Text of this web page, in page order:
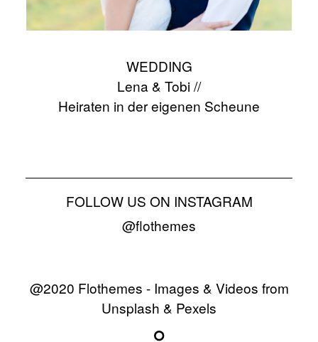
WEDDING
Lena & Tobi //
Heiraten in der eigenen Scheune
FOLLOW US ON INSTAGRAM
@flothemes
@2020 Flothemes - Images & Videos from
Unsplash & Pexels